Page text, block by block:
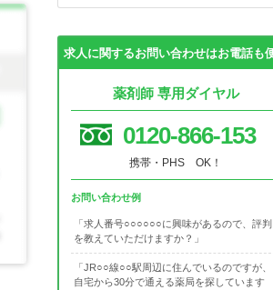
求人に関するお問い合わせはお電話も
薬剤師 専用ダイヤル
0120-866-153
携帯・PHS OK！
お問い合わせ例
「求人番号○○○○○○に興味があるので、評判
を教えていただけますか？」
「JR○○線○○駅周辺に住んでいるのですが、
自宅から30分で通える薬局を探しています